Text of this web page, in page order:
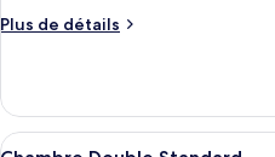
chambre :
Standard
Plus de détails
Plus
le
type
Afficher